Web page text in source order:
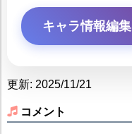
キャラ情報編集
更新: 2025/11/21
コメント